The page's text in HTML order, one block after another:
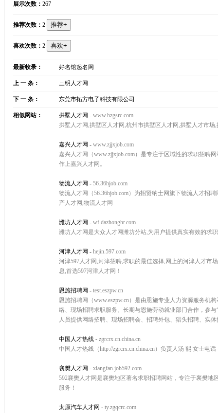
展示次数： 267
推荐次数： 2
喜欢次数： 2
最新收录： 好名馆起名网
上 一 条： 三明人才网
下 一 条： 东莞市拓方电子科技有限公司
相似网站： 拱墅人才网 - www.hzgsrc.com
拱墅人才网,拱墅区人才网,杭州市拱墅区人才网,拱墅人才市
嘉兴人才网 - www.zjjxjob.com
嘉兴人才网（www.zjjxjob.com）是专注于区域性的求职招聘
作上嘉兴人才网。
物流人才网 - 56.36hjob.com
物流人才网（56.36hjob.com）为招贤纳士网旗下物流人才招
产人才网,物流人才网
潍坊人才网 - wf.dazhonghr.com
潍坊人才网是大众人才网潍坊分站,为用户提供真实有效的求
河津人才网 - hejin.597.com
河津597人才网,河津招聘,求职的最佳选择,网上的河津人才市
息,首选597河津人才网！
恩施招聘网 - test.eszpw.cn
恩施招聘网（www.eszpw.cn）是由恩施专业人力资源服务机
络、现场招聘求职服务。长期与恩施劳动就业部门合作，参
人员提供网络招聘、现场招聘会、招聘外包、猎头招聘、实
中国人才热线 - zgrcrx.cn.china.cn
中国人才热线（http://zgrcrx.cn.china.cn）负责人汤 熙 女士电
襄樊人才网 - xiangfan.job592.com
592襄樊人才网是襄樊地区著名求职招聘网站，专注于襄樊
服务！
太原汽车人才网 - ty.zgqcrc.com